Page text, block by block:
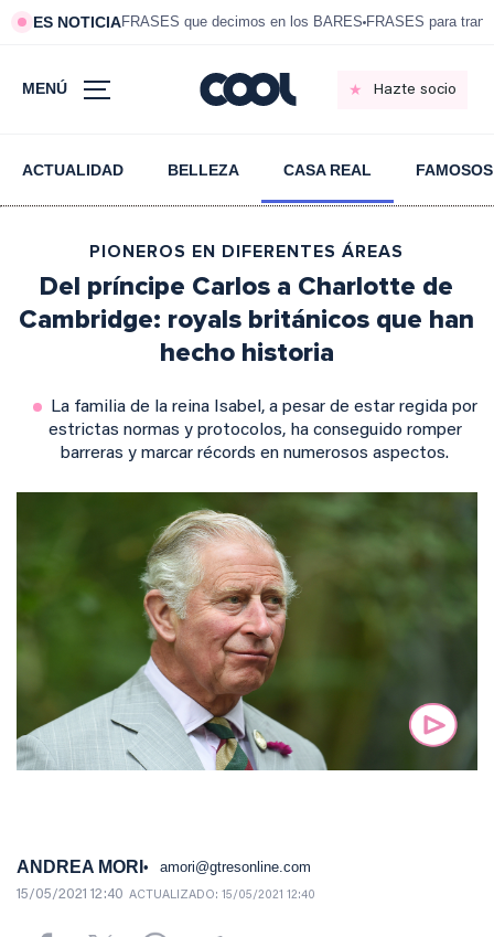
ES NOTICIAFRASES que decimos en los BARES FRASES para
MENÚ Hazte socio
ACTUALIDAD BELLEZA CASA REAL FAMOSOS
PIONEROS EN DIFERENTES ÁREAS
Del príncipe Carlos a Charlotte de
Cambridge: royals británicos que han
hecho historia
La familia de la reina Isabel, a pesar de estar regida por
estrictas normas y protocolos, ha conseguido romper
barreras y marcar récords en numerosos aspectos.
ANDREA MORI amori@gtresonline.com
15/05/2021 12:40 ACTUALIZADO: 15/05/2021 12:40